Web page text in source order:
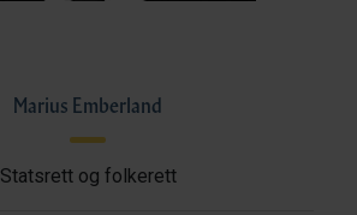
Marius Emberland
Statsrett og folkerett